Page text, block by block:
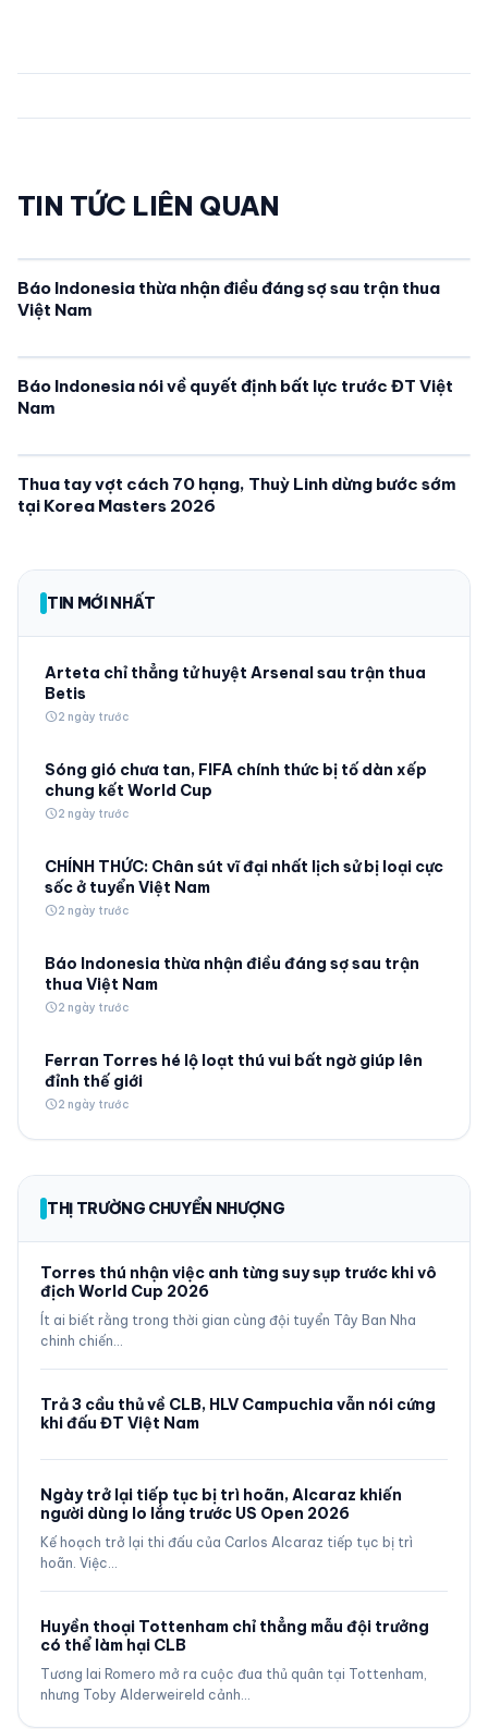
TIN TỨC LIÊN QUAN
Báo Indonesia thừa nhận điều đáng sợ sau trận thua
Việt Nam
Báo Indonesia nói về quyết định bất lực trước ĐT Việt
Nam
Thua tay vợt cách 70 hạng, Thuỳ Linh dừng bước sớm
tại Korea Masters 2026
TIN MỚI NHẤT
Arteta chỉ thẳng tử huyệt Arsenal sau trận thua
Betis
schedule2 ngày trước
Sóng gió chưa tan, FIFA chính thức bị tố dàn xếp
chung kết World Cup
schedule2 ngày trước
CHÍNH THỨC: Chân sút vĩ đại nhất lịch sử bị loại cực
sốc ở tuyển Việt Nam
schedule2 ngày trước
Báo Indonesia thừa nhận điều đáng sợ sau trận
thua Việt Nam
schedule2 ngày trước
Ferran Torres hé lộ loạt thú vui bất ngờ giúp lên
đỉnh thế giới
schedule2 ngày trước
THỊ TRƯỜNG CHUYỂN NHƯỢNG
Torres thú nhận việc anh từng suy sụp trước khi vô
địch World Cup 2026
Ít ai biết rằng trong thời gian cùng đội tuyển Tây Ban Nha
chinh chiến…
Trả 3 cầu thủ về CLB, HLV Campuchia vẫn nói cứng
khi đấu ĐT Việt Nam
Ngày trở lại tiếp tục bị trì hoãn, Alcaraz khiến
người dùng lo lắng trước US Open 2026
Kế hoạch trở lại thi đấu của Carlos Alcaraz tiếp tục bị trì
hoãn. Việc…
Huyền thoại Tottenham chỉ thẳng mẫu đội trưởng
có thể làm hại CLB
Tương lai Romero mở ra cuộc đua thủ quân tại Tottenham,
nhưng Toby Alderweireld cảnh…